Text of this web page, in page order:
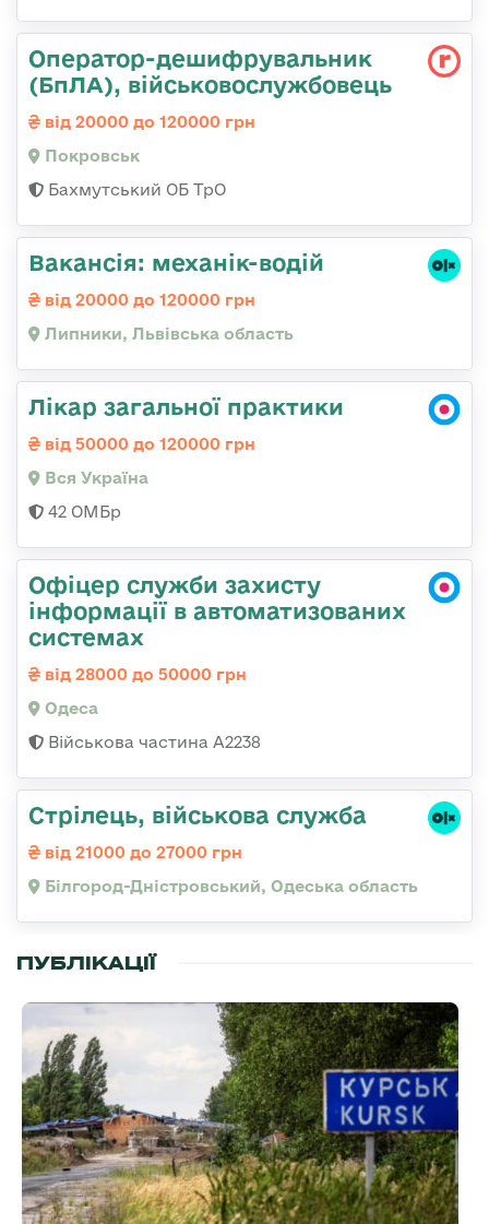
Оператор-дешифрувальник
(БпЛА), військовослужбовець
від 20000 до 120000 грн
Покровськ
Бахмутський ОБ ТрО
Вакансія: механік-водій
від 20000 до 120000 грн
Липники, Львівська область
Лікар загальної практики
від 50000 до 120000 грн
Вся Україна
42 ОМБр
Офіцер служби захисту
інформації в автоматизованих
системах
від 28000 до 50000 грн
Одеса
Військова частина А2238
Стрілець, військова служба
від 21000 до 27000 грн
Білгород-Дністровський, Одеська область
ПУБЛІКАЦІЇ